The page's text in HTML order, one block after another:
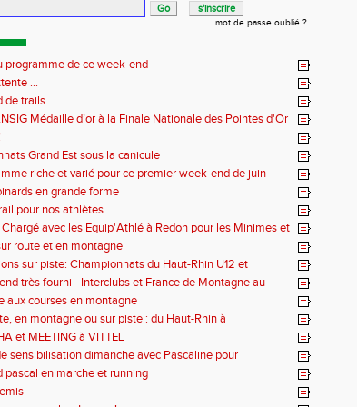
|
mot de passe oublié ?
programme de ce week-end
...
de trails
Médaille d’or à la Finale Nationale des Pointes d'Or
Grand Est sous la canicule
riche et varié pour ce premier week-end de juin
en grande forme
pour nos athlètes
avec les Equip'Athlé à Redon pour les Minimes et
les Benjamins
route et en montagne
sur piste: Championnats du Haut-Rhin U12 et
U14-U16
très fourni - Interclubs et France de Montagne au
aux courses en montagne
en montagne ou sur piste : du Haut-Rhin à
en passant par le Portugal et Annecy
et MEETING à VITTEL
sensibilisation dimanche avec Pascaline pour
vivre avec Parkinson
pascal en marche et running